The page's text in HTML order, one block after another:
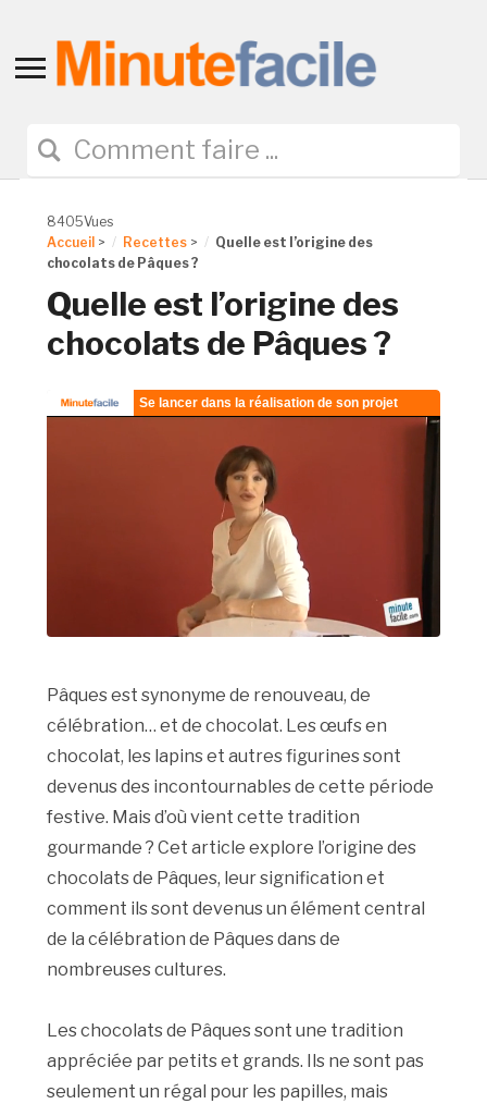
Toggle
navigation
8405Vues
Accueil > Recettes >
Quelle est l’origine des
chocolats de Pâques ?
Quelle est l’origine des
chocolats de Pâques ?
Pâques est synonyme de renouveau, de
célébration… et de chocolat. Les œufs en
chocolat, les lapins et autres figurines sont
devenus des incontournables de cette période
festive. Mais d’où vient cette tradition
gourmande ? Cet article explore l’origine des
chocolats de Pâques, leur signification et
comment ils sont devenus un élément central
de la célébration de Pâques dans de
nombreuses cultures.
Les chocolats de Pâques sont une tradition
appréciée par petits et grands. Ils ne sont pas
seulement un régal pour les papilles, mais